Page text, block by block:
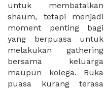
untuk membatalkan
shaum, tetapi menjadi
moment penting bagi
yang berpuasa untuk
melakukan gathering
bersama keluarga
maupun kolega. Buka
puasa kurang terasa
perhatikan. oleh karena
itu, dengan adanya
XWORK kami dapat
membantu proses
kalian untuk
menemukan tempat
berbuka puasa yang
sesuai dengan